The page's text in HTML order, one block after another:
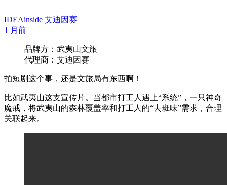
IDEAinside 艾迪因赛
1 月前
品牌方：武夷山文旅
代理商：艾迪因赛
拍短剧这个事，还是文旅局有东西啊！
比如武夷山这支宣传片。当都市打工人遇上“系统”，一只神奇
魔戒，将武夷山的森林覆盖率和打工人的“去班味”需求，合理
关联起来。